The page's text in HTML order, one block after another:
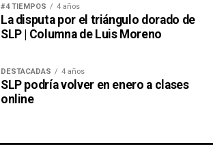
#4 TIEMPOS 4 años
La disputa por el triángulo dorado de
SLP | Columna de Luis Moreno
DESTACADAS 4 años
SLP podría volver en enero a clases
online